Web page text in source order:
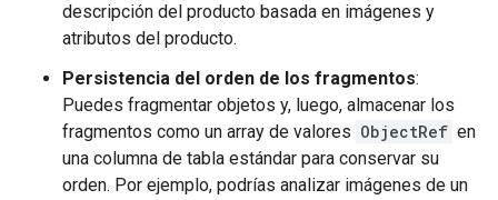
descripción del producto basada en imágenes y
atributos del producto.
Persistencia del orden de los fragmentos:
Puedes fragmentar objetos y, luego, almacenar los
fragmentos como un array de valores ObjectRef en
una columna de tabla estándar para conservar su
orden. Por ejemplo, podrías analizar imágenes de un